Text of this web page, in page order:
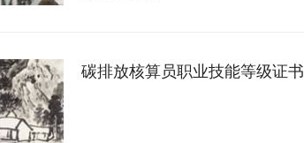
碳排放核算员职业技能等级证书